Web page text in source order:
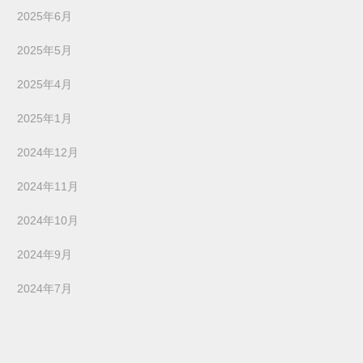
2025年6月
2025年5月
2025年4月
2025年1月
2024年12月
2024年11月
2024年10月
2024年9月
2024年7月